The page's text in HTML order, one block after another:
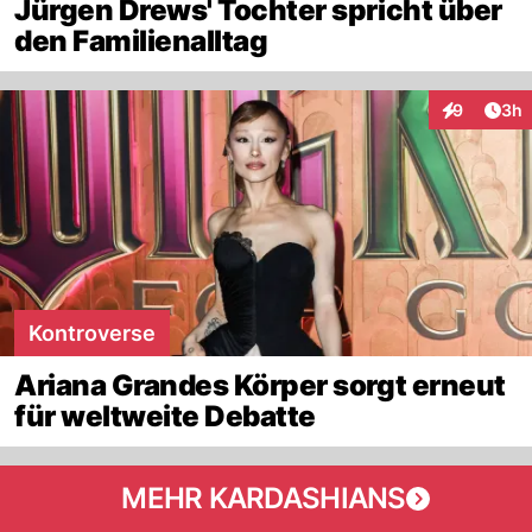
Jürgen Drews' Tochter spricht über
den Familienalltag
9 3h
Kontroverse
Ariana Grandes Körper sorgt erneut
für weltweite Debatte
MEHR KARDASHIANS